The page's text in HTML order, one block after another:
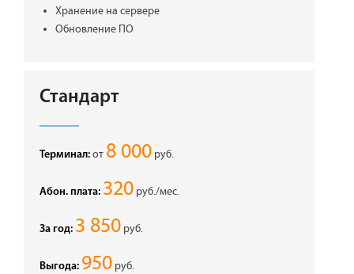
Хранение на сервере
Обновление ПО
Стандарт
Терминал: от 8 000 руб.
Абон. плата: 320 руб./мес.
За год: 3 850 руб.
Выгода: 950 руб.